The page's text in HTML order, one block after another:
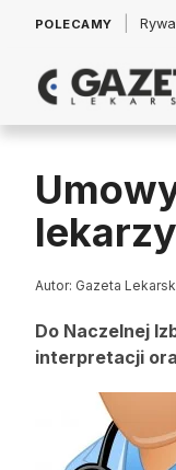
POLECAMY
lekarzy
Autor: Gazeta
Do Naczelnej
interpretacji